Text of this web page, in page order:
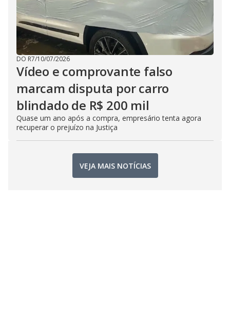
DO R7/10/07/2026
Vídeo e comprovante falso
marcam disputa por carro
blindado de R$ 200 mil
Quase um ano após a compra, empresário tenta agora
recuperar o prejuízo na Justiça
VEJA MAIS NOTÍCIAS